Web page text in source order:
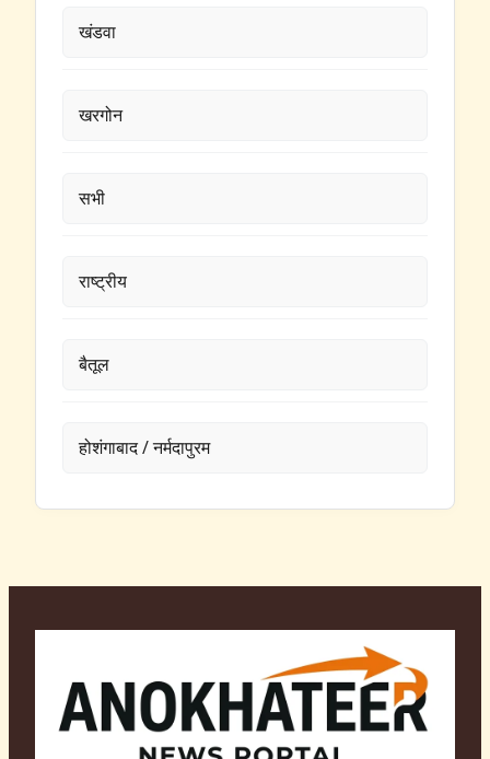
खंडवा
खरगोन
सभी
राष्ट्रीय
बैतूल
होशंगाबाद / नर्मदापुरम